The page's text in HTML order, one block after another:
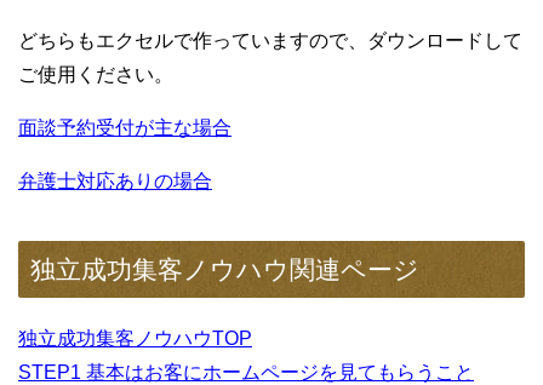
どちらもエクセルで作っていますので、ダウンロードして
ご使用ください。
面談予約受付が主な場合
弁護士対応ありの場合
独立成功集客ノウハウ関連ページ
独立成功集客ノウハウTOP
STEP1 基本はお客にホームページを見てもらうこと